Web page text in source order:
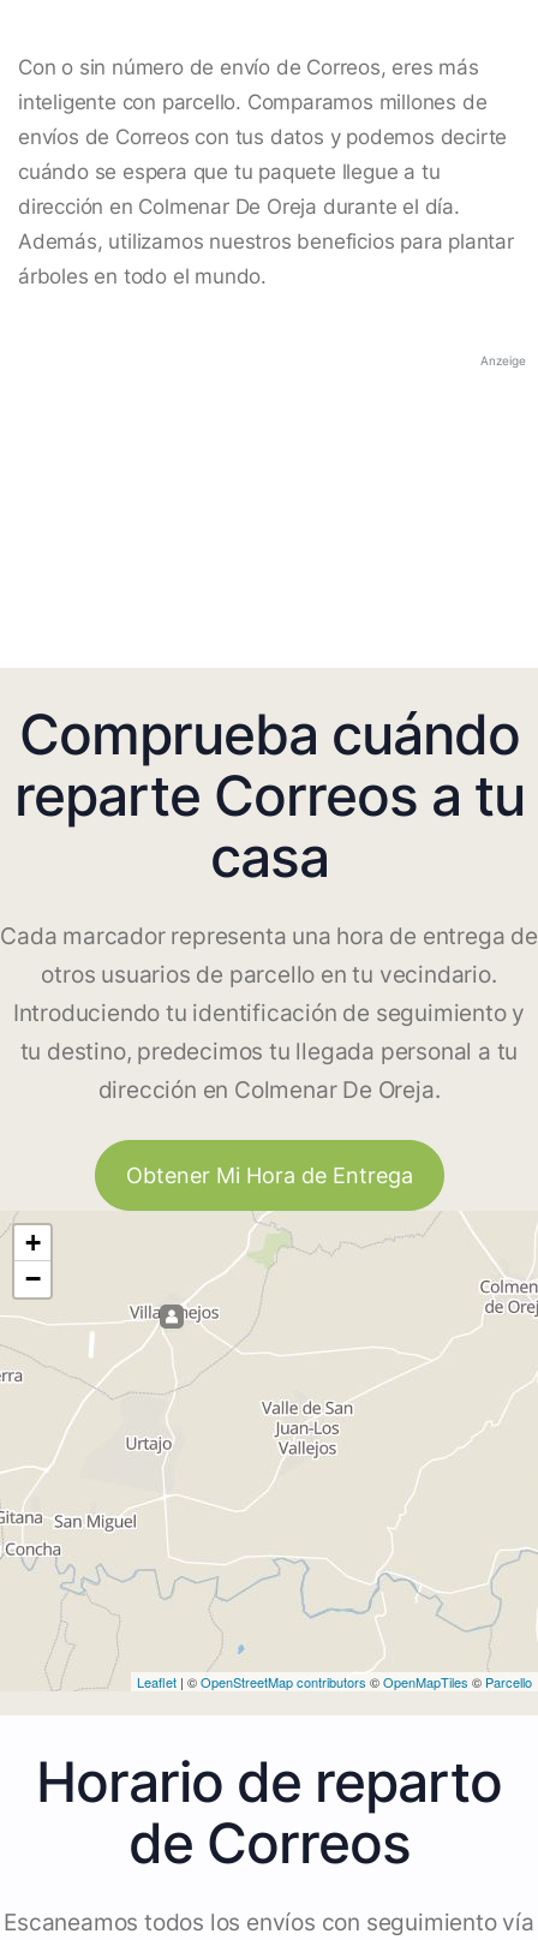
Con o sin número de envío de Correos, eres más
inteligente con parcello. Comparamos millones de
envíos de Correos con tus datos y podemos decirte
cuándo se espera que tu paquete llegue a tu
dirección en Colmenar De Oreja durante el día.
Además, utilizamos nuestros beneficios para plantar
árboles en todo el mundo.
Anzeige
Comprueba cuándo
reparte Correos a tu
casa
Cada marcador representa una hora de entrega de
otros usuarios de parcello en tu vecindario.
Introduciendo tu identificación de seguimiento y
tu destino, predecimos tu llegada personal a tu
dirección en Colmenar De Oreja.
Obtener Mi Hora de Entrega
+
−
Leaflet | ©OpenStreetMap contributors ©OpenMapTiles © Parcello
Horario de reparto
de Correos
Escaneamos todos los envíos con seguimiento vía